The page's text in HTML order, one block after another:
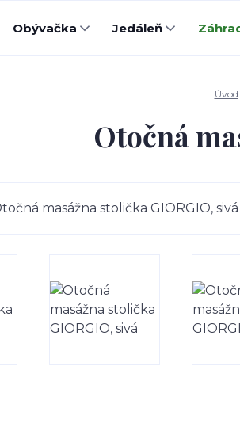
Obývačka Jedáleň
Úvod
Otočná